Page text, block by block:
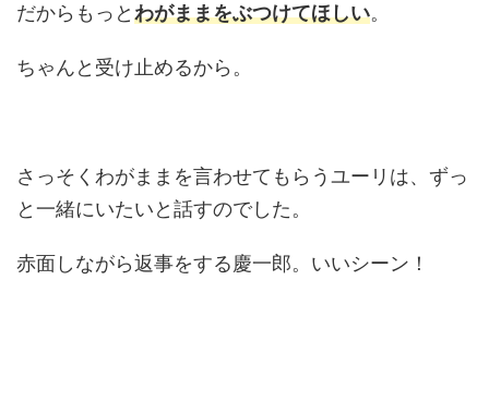
だからもっとわがままをぶつけてほしい。
ちゃんと受け止めるから。
さっそくわがままを言わせてもらうユーリは、ずっ
と一緒にいたいと話すのでした。
赤面しながら返事をする慶一郎。いいシーン！